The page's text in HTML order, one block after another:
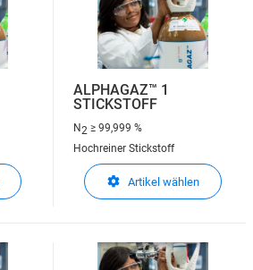
ALPHAGAZ™ 1
STICKSTOFF
N2 ≥ 99,999 %
Hochreiner Stickstoff
Artikel wählen